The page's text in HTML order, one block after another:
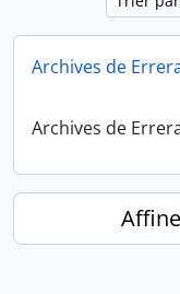
Archives de
Archives de